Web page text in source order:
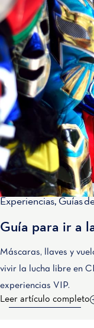
Experiencias, Guías
Guía para ir a
Máscaras, llaves y
vivir la lucha libre en
experiencias VIP.
Leer artículo completo